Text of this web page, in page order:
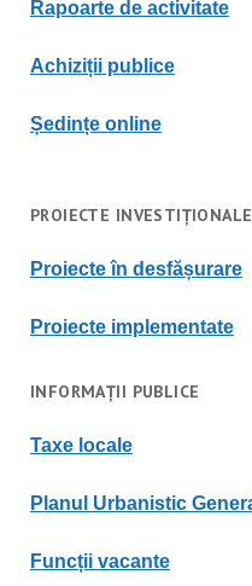
Rapoarte de activitate
Achiziții publice
Ședințe online
PROIECTE INVESTIȚIONALE
Proiecte în desfășurare
Proiecte implementate
INFORMAȚII PUBLICE
Taxe locale
Planul Urbanistic
Funcții vacante